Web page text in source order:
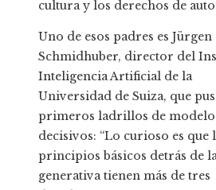
cultura y los derechos de
Uno de esos padres es Jürgen
Schmidhuber, director del
Inteligencia Artificial de la
Universidad de Suiza, que
primeros ladrillos de
decisivos: “Lo curioso es que
principios básicos detrás de
generativa tienen más de tres